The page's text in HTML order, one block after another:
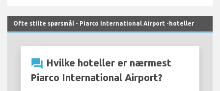
Ofte stilte spørsmål - Piarco International Airport -hoteller
question_answer Hvilke hoteller er nærmest
Piarco International Airport?